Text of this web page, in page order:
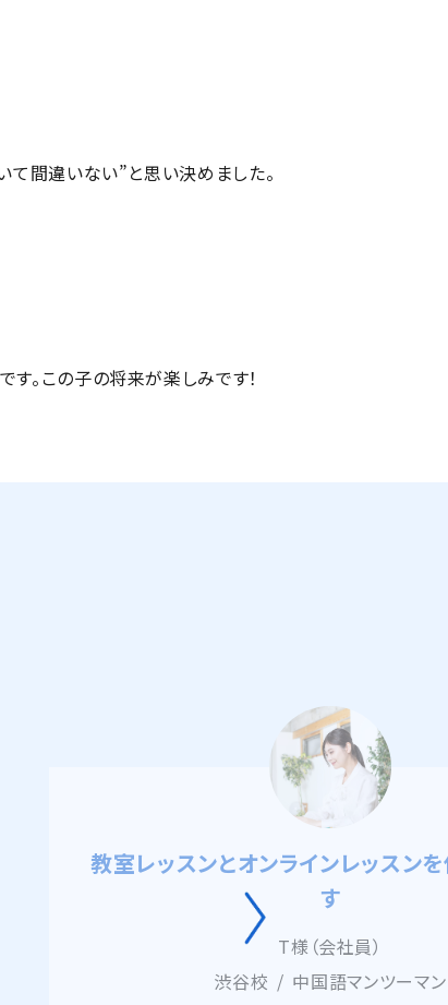
て間違いない”と思い決めました。
。この子の将来が楽しみです！
講師の方たちや教室の雰囲気がと
中村絹代様
池袋校
中国語60マンツーマ